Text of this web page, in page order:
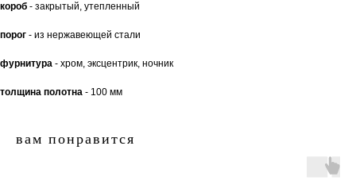
короб - закрытый, утепленный
порог - из нержавеющей стали
фурнитура - хром, эксцентрик, ночник
толщина полотна - 100 мм
вам понравится